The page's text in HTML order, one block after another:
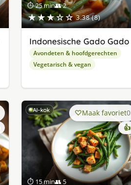
⏱ 25 min👥 2
★★★☆☆ 3.38 (8)
Indonesische Gado Gado
Avondeten & hoofdgerechten
Vegetarisch & vegan
AI-kok
⏱ 15 min👥 5
Maak favoriet0
👍